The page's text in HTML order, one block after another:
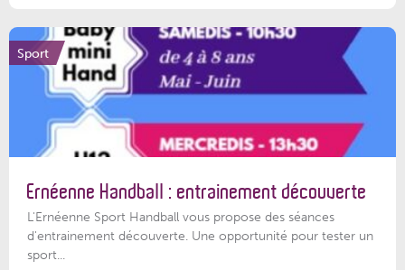
Sport
Ernéenne Handball : entrainement découverte
L'Ernéenne Sport Handball vous propose des séances
d'entrainement découverte. Une opportunité pour tester un
sport...